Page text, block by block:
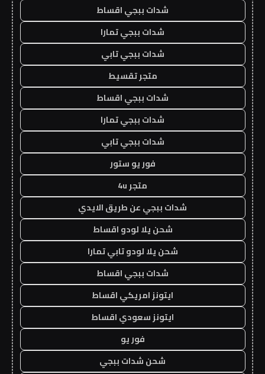
شدات ببجي اقساط
شدات ببجي تمارا
شدات ببجي تابي
متجر تقسيط
شدات ببجي اقساط
شدات ببجي تمارا
شدات ببجي تابي
فور يو ستور
متجر 4u
شدات ببجي عن طريق الايدي
شحن يلا لودو اقساط
شحن يلا لودو تابي تمارا
شدات ببجي اقساط
ايتونز امريكي اقساط
ايتونز سعودي اقساط
فور يو
شحن شدات ببجي